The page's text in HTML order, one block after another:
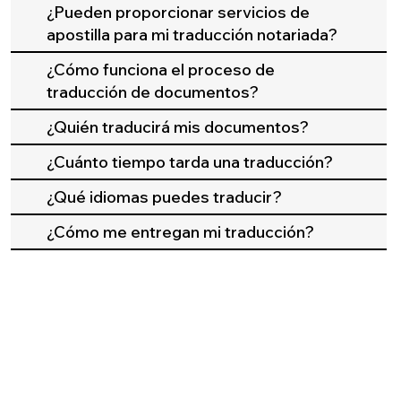
¿Pueden proporcionar servicios de
apostilla para mi traducción notariada?
¿Cómo funciona el proceso de
traducción de documentos?
¿Quién traducirá mis documentos?
¿Cuánto tiempo tarda una traducción?
¿Qué idiomas puedes traducir?
¿Cómo me entregan mi traducción?